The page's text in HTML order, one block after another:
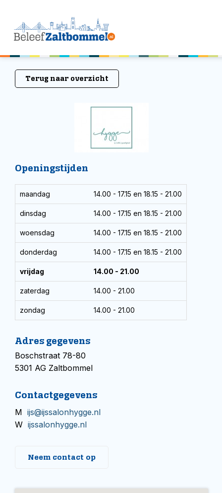
Terug naar overzicht
Openingstijden
maandag 14.00 - 17.15 en 18.15 - 21.00
dinsdag 14.00 - 17.15 en 18.15 - 21.00
woensdag 14.00 - 17.15 en 18.15 - 21.00
donderdag 14.00 - 17.15 en 18.15 - 21.00
vrijdag 14.00 - 21.00
zaterdag 14.00 - 21.00
zondag 14.00 - 21.00
Adres gegevens
Boschstraat 78-80
5301 AG Zaltbommel
Contactgegevens
M ijs@ijssalonhygge.nl
W ijssalonhygge.nl
Neem contact op